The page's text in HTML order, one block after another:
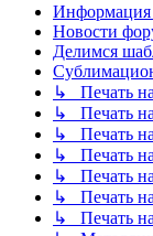
Информация
Новости
Делимся
↳ Печать
↳ Печать
↳ Печать
↳ Печать на
↳ Печать на
↳ Печать на
↳ Печать